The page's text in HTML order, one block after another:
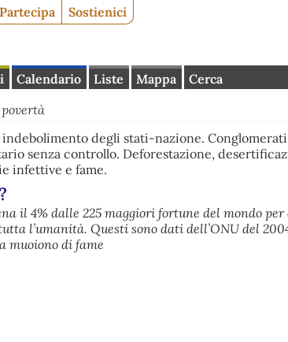
Partecipa Sostienici
Calendario Liste Mappa Cerca
degli stati-nazione. Conglomerati
senza controllo. Deforestazione,
infettive e fame.
il 4% dalle 225 maggiori fortune del mondo per
l’umanità. Questi sono dati dell’ONU del
muoiono di fame